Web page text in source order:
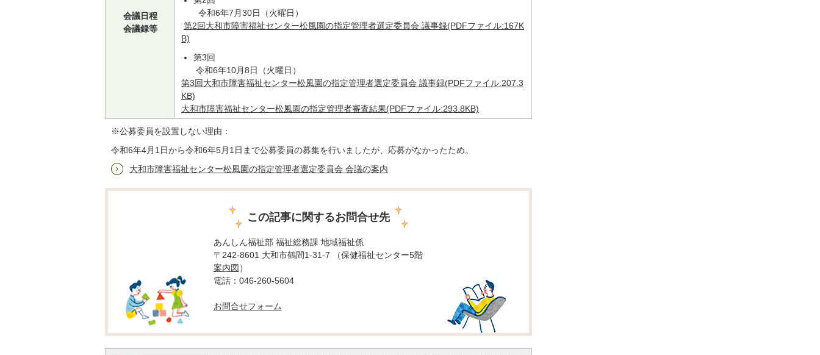
会議日程
会議録等
令和6年7月30日（火曜日）
第2回大和市障害福祉センター松風園の指定管理者選定委員会 議事録(PDFファイル:167K
B)
第3回
令和6年10月8日（火曜日）
第3回大和市障害福祉センター松風園の指定管理者選定委員会 議事録(PDFファイル:207.3
KB)
大和市障害福祉センター松風園の指定管理者審査結果(PDFファイル:293.8KB)
※公募委員を設置しない理由：
令和6年4月1日から令和6年5月1日まで公募委員の募集を行いましたが、応募がなかったため。
大和市障害福祉センター松風園の指定管理者選定委員会 会議の案内
この記事に関するお問合せ先
あんしん福祉部 福祉総務課 地域福祉係
〒242-8601 大和市鶴間1-31-7 （保健福祉センター5階
案内図 ）
電話：046-260-5604
お問合せフォーム